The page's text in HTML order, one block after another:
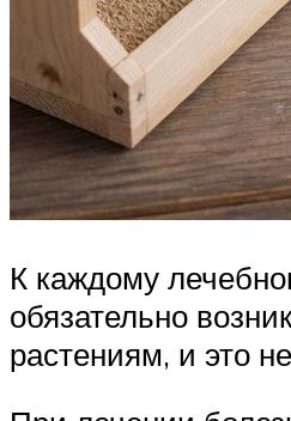
К каждому
обязательно
растениям, и это